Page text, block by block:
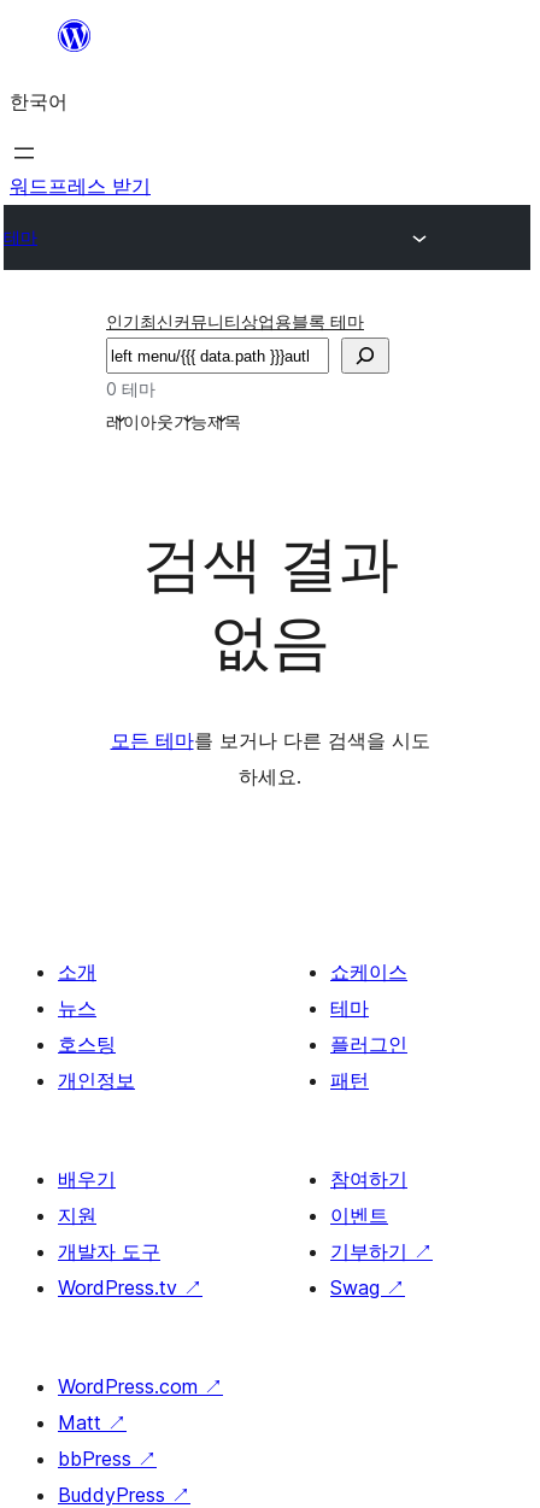
츠
로
바
가
한국어
워드프레스 받기
테마
인기최신커뮤니티상업용블록 테마
검
색
0 테마
레이아웃기능제목
검색 결과
없음
모든 테마를 보거나 다른 검색을 시도
하세요.
소개
뉴스
호스팅
개인정보
쇼케이스
테마
플러그인
패턴
배우기
지원
개발자 도구
WordPress.tv ↗
참여하기
이벤트
기부하기 ↗
Swag ↗
WordPress.com ↗
Matt ↗
bbPress ↗
BuddyPress ↗